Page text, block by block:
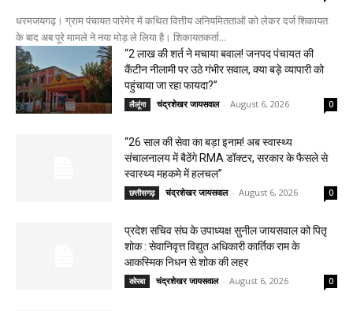
धरमजयगढ़। ग्राम पंचायत पारेमेर में कथित वित्तीय अनियमितताओं को लेकर दर्ज शिकायत
के बाद अब पूरे मामले ने नया मोड़ ले लिया है। शिकायतकर्ता...
“2 लाख की शर्त ने मचाया बवाल! जनपद पंचायत की
कैंटीन नीलामी पर उठे गंभीर सवाल, क्या बड़े व्यापारी को
पहुंचाया जा रहा फायदा?”
लैलूंगा चंद्रशेखर जायसवाल - August 6, 2026 0
“26 साल की सेवा का बड़ा इनाम! अब स्वास्थ्य
संचालनालय में बैठेंगे RMA डॉक्टर, सरकार के फैसले से
स्वास्थ्य महकमे में हलचल”
छत्तीसगढ़ चंद्रशेखर जायसवाल - August 6, 2026 0
प्रदेश सचिव संघ के उपाध्यक्ष सुनील जायसवाल को पितृ
शोक : सेवानिवृत्त विद्युत अधिकारी कार्तिक राम के
आकस्मिक निधन से शोक की लहर
कोरबा चंद्रशेखर जायसवाल - August 6, 2026 0